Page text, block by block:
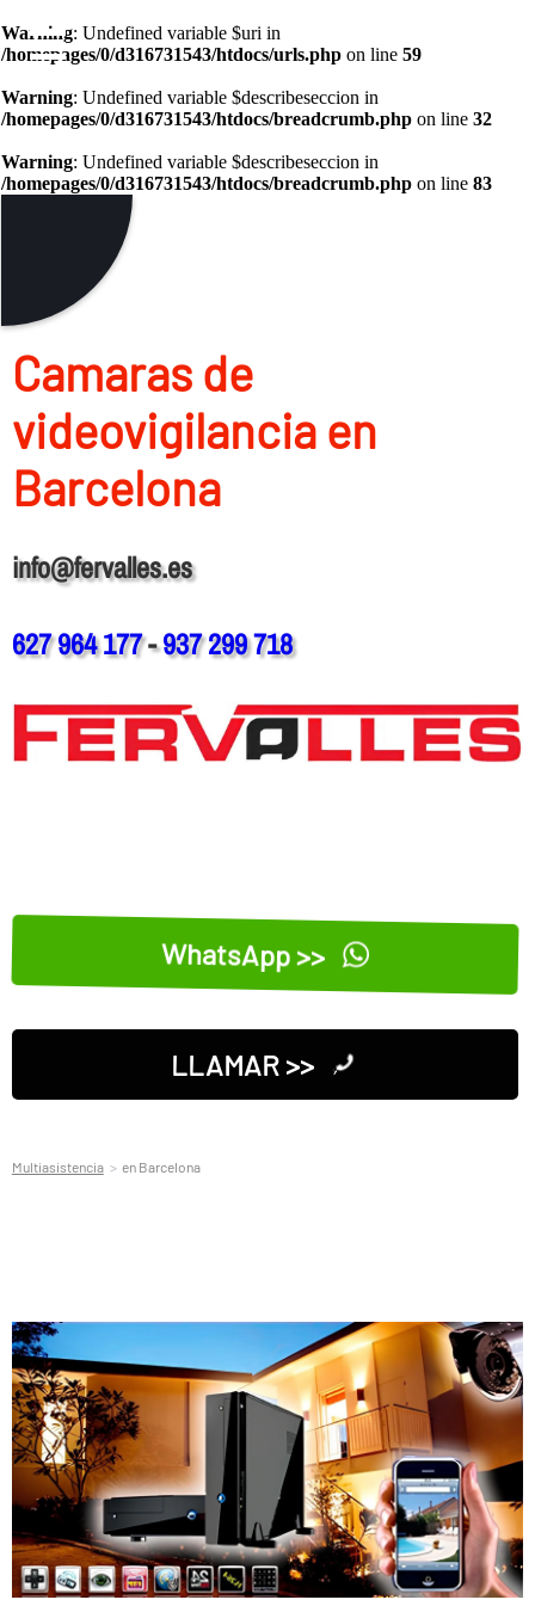
Warning: Undefined variable $uri in
/homepages/0/d316731543/htdocs/urls.phpon line 59
Warning: Undefined variable $describeseccion in
/homepages/0/d316731543/htdocs/breadcrumb.phpon line 32
Warning: Undefined variable $describeseccion in
/homepages/0/d316731543/htdocs/breadcrumb.phpon line 83
Camaras de
videovigilancia en
Barcelona
info@fervalles.es
627 964 177-937 299 718
WhatsApp >>
LLAMAR >>
Multiasistencia en Barcelona